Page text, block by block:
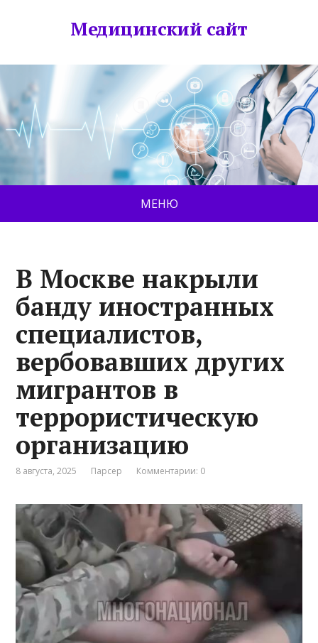
Медицинский сайт
МЕНЮ
В Москве накрыли
банду иностранных
специалистов,
вербовавших других
мигрантов в
террористическую
организацию
8 августа, 2025 Парсер Комментарии: 0